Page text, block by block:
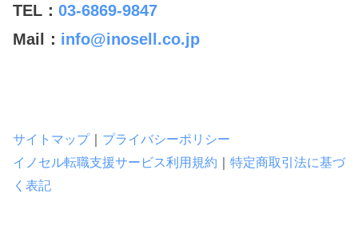
TEL： 03-6869-9847
Mail： info@inosell.co.jp
サイトマップ｜ プライバシーポリシー
イノセル転職支援サービス利用規約
特定商取引法に基づ
く表記